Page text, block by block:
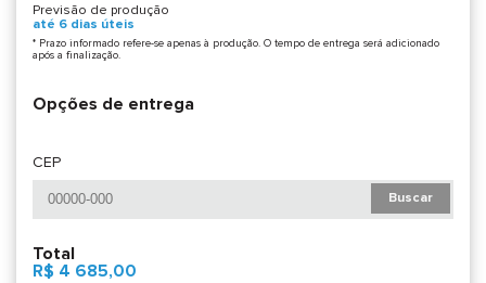
Previsão de produção
até 6 dias úteis
* Prazo informado refere-se apenas à produção. O tempo de entrega será adicionado
após a finalização.
Opções de entrega
CEP
Buscar
Total
R$ 4 685,00